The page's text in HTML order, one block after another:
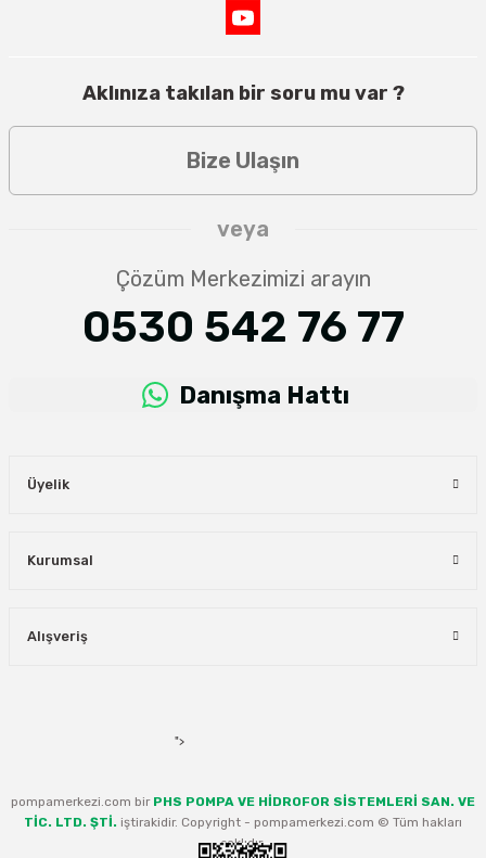
Aklınıza takılan bir soru mu var ?
Bize Ulaşın
veya
Çözüm Merkezimizi arayın
0530 542 76 77
Danışma Hattı
Üyelik
Kurumsal
Alışveriş
">
pompamerkezi.com bir PHS POMPA VE HİDROFOR SİSTEMLERİ SAN. VE
TİC. LTD. ŞTİ. iştirakidir. Copyright - pompamerkezi.com © Tüm hakları
saklıdır.